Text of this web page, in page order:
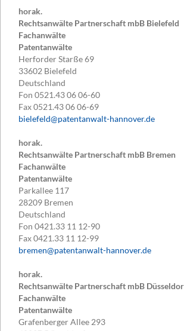
horak.
Rechtsanwälte Partnerschaft mbB Bielefeld
Fachanwälte
Patentanwälte
Herforder Starße 69
33602 Bielefeld
Deutschland
Fon 0521.43 06 06-60
Fax0521.43 06 06-69
bielefeld@patentanwalt-hannover.de
horak.
Rechtsanwälte Partnerschaft mbB Bremen
Fachanwälte
Patentanwälte
Parkallee 117
28209 Bremen
Deutschland
Fon 0421.33 11 12-90
Fax0421.33 11 12-99
bremen@patentanwalt-hannover.de
horak.
Rechtsanwälte Partnerschaft mbB
Fachanwälte
Patentanwälte
Grafenberger Allee 293